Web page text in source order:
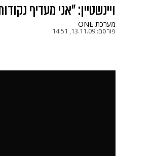
ויינשטיין: "אני מעדיף נקודות
מערכת ONE
פורסם: 13.11.09, 14:51